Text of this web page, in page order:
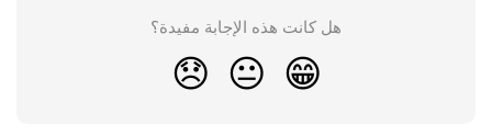
هل كانت هذه الإجابة مفيدة؟
😞 😐 😁